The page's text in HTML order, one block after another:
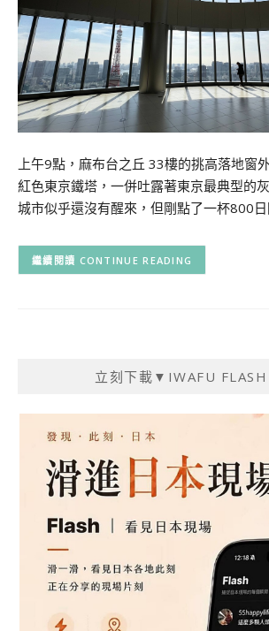
上午9點，麻布台之丘 33樓的挑高落地窗
紅色東京鐵塔，一併吐露著東京最典型的
城市似乎還沒有醒來，但剛點了一杯800
CONTINUE READING
立刻下載▼IWAFU